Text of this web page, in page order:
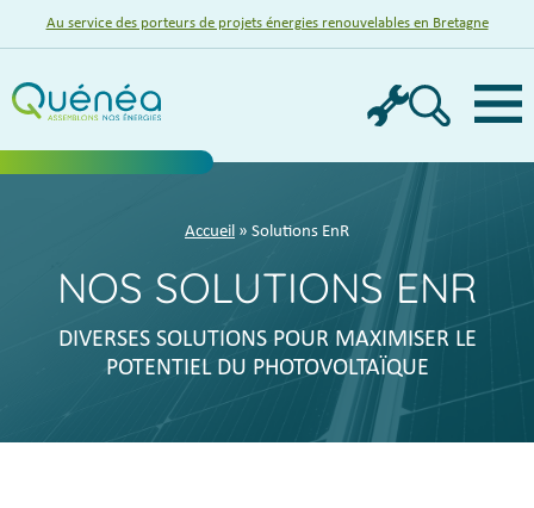
Au service des porteurs de projets énergies renouvelables en Bretagne
Accueil » Solutions EnR
NOS SOLUTIONS ENR
DIVERSES SOLUTIONS POUR MAXIMISER LE
POTENTIEL DU PHOTOVOLTAÏQUE